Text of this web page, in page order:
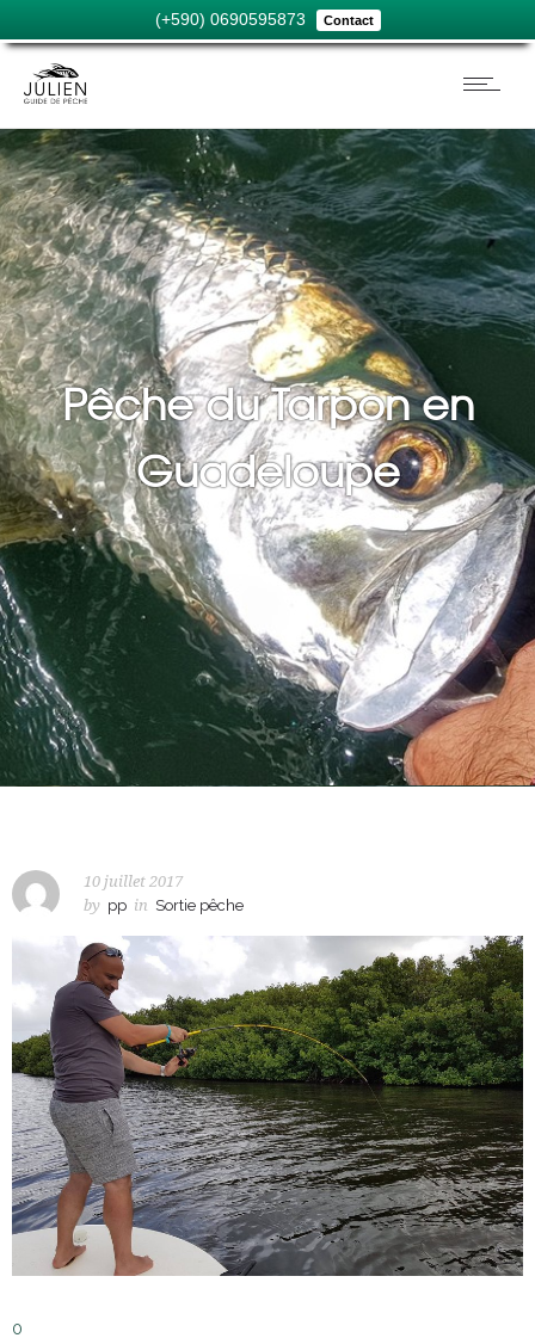
(+590) 0690595873 Contact
Pêche du Tarpon en
Guadeloupe
10 juillet 2017
by pp in Sortie pêche
0